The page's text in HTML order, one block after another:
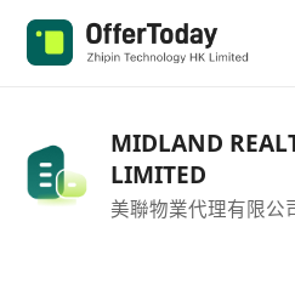
MIDLAND
LIMITED
美聯物業代理有限公